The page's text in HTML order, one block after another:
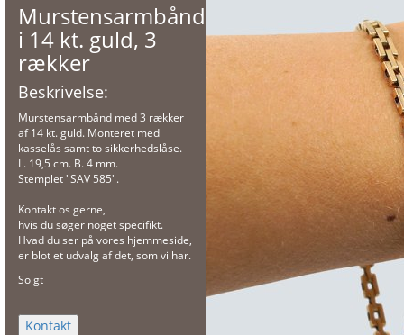
Murstensarmbånd
i 14 kt. guld, 3
rækker
Beskrivelse:
Murstensarmbånd med 3 rækker
af 14 kt. guld. Monteret med
kasselås samt to sikkerhedslåse.
L. 19,5 cm. B. 4 mm.
Stemplet "SAV 585".
Kontakt os gerne,
hvis du søger noget specifikt.
Hvad du ser på vores hjemmeside,
er blot et udvalg af det, som vi har.
Solgt